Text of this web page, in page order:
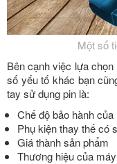
Một số
Bên cạnh việc lựa
số yếu tố khác bạn
tay sử dụng pin là:
Chế độ bảo hành
Phụ kiện thay thế có
Giá thành sản phẩm
Thương hiệu của